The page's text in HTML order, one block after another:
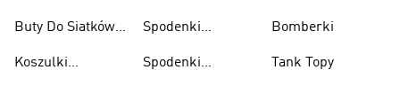
Buty Do Siatkówki
Koszulki
Spodenki
Spodenki
Bomberki
Tank Topy